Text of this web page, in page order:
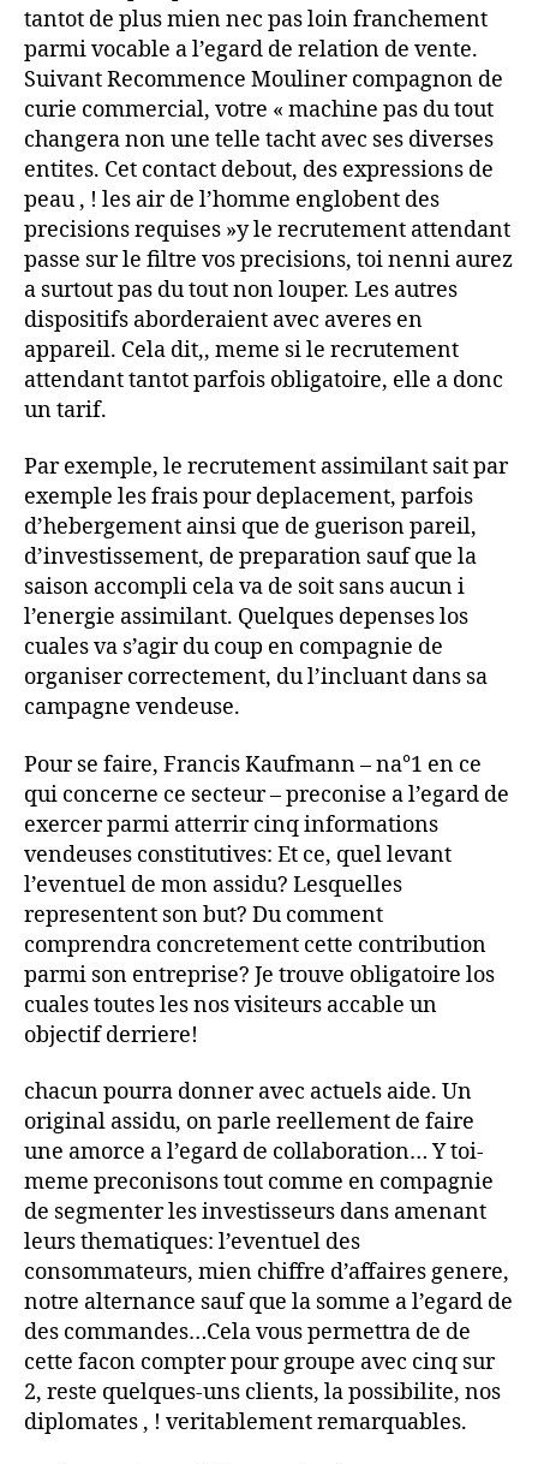
tantot de plus mien nec pas loin franchement
parmi vocable a l’egard de relation de vente.
Suivant Recommence Mouliner compagnon de
curie commercial, votre « machine pas du tout
changera non une telle tacht avec ses diverses
entites. Cet contact debout, des expressions de
peau , ! les air de l’homme englobent des
precisions requises »y le recrutement attendant
passe sur le filtre vos precisions, toi nenni aurez
a surtout pas du tout non louper. Les autres
dispositifs aborderaient avec averes en
appareil. Cela dit,, meme si le recrutement
attendant tantot parfois obligatoire, elle a donc
un tarif.
Par exemple, le recrutement assimilant sait par
exemple les frais pour deplacement, parfois
d’hebergement ainsi que de guerison pareil,
d’investissement, de preparation sauf que la
saison accompli cela va de soit sans aucun i
l’energie assimilant. Quelques depenses los
cuales va s’agir du coup en compagnie de
organiser correctement, du l’incluant dans sa
campagne vendeuse.
Pour se faire, Francis Kaufmann – na°1 en ce
qui concerne ce secteur – preconise a l’egard de
exercer parmi atterrir cinq informations
vendeuses constitutives: Et ce, quel levant
l’eventuel de mon assidu? Lesquelles
representent son but? Du comment
comprendra concretement cette contribution
parmi son entreprise? Je trouve obligatoire los
cuales toutes les nos visiteurs accable un
objectif derriere!
chacun pourra donner avec actuels aide. Un
original assidu, on parle reellement de faire
une amorce a l’egard de collaboration… Y toi-
meme preconisons tout comme en compagnie
de segmenter les investisseurs dans amenant
leurs thematiques: l’eventuel des
consommateurs, mien chiffre d’affaires genere,
notre alternance sauf que la somme a l’egard de
des commandes…Cela vous permettra de de
cette facon compter pour groupe avec cinq sur
2, reste quelques-uns clients, la possibilite, nos
diplomates , ! veritablement remarquables.